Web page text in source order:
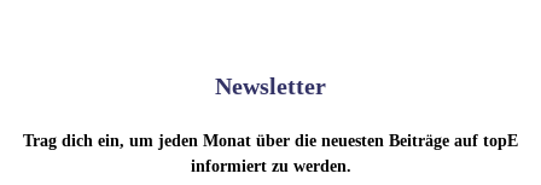
Newsletter
Trag dich ein, um jeden Monat über die neuesten Beiträge auf topE
informiert zu werden.